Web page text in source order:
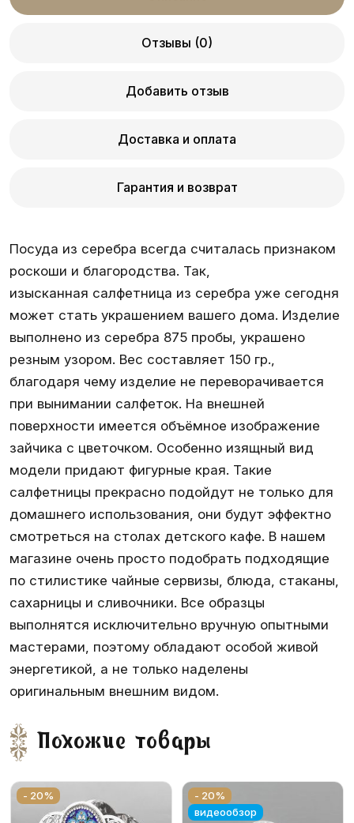
Отзывы (0)
Добавить отзыв
Доставка и оплата
Гарантия и возврат
Посуда из серебра всегда считалась признаком
роскоши и благородства. Так,
изысканная салфетница из серебра уже сегодня
может стать украшением вашего дома. Изделие
выполнено из серебра 875 пробы, украшено
резным узором. Вес составляет 150 гр.,
благодаря чему изделие не переворачивается
при вынимании салфеток. На внешней
поверхности имеется объёмное изображение
зайчика с цветочком. Особенно изящный вид
модели придают фигурные края. Такие
салфетницы прекрасно подойдут не только для
домашнего использования, они будут эффектно
смотреться на столах детского кафе. В нашем
магазине очень просто подобрать подходящие
по стилистике чайные сервизы, блюда, стаканы,
сахарницы и сливочники. Все образцы
выполнятся исключительно вручную опытными
мастерами, поэтому обладают особой живой
энергетикой, а не только наделены
оригинальным внешним видом.
Похожие товары
- 20%
- 20%
видеообзор